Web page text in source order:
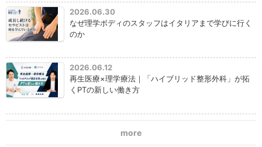
2026.06.30
なぜ理学ボディのスタッフはイタリアまで学びに行く
のか
2026.06.12
再生医療×理学療法｜「ハイブリッド整形外科」が拓
くPTの新しい働き方
more